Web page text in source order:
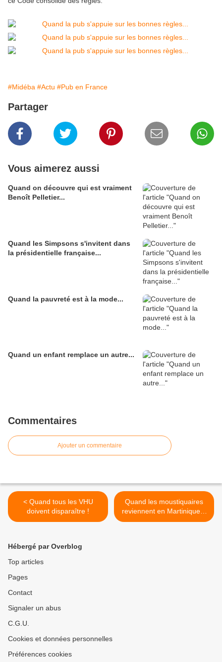
#Midéba #Actu #Pub en France
Partager
Vous aimerez aussi
Quand on découvre qui est vraiment
Benoît Pelletier...
Quand les Simpsons s'invitent dans
la présidentielle française...
Quand la pauvreté est à la mode...
Quand un enfant remplace un autre...
Commentaires
Ajouter un commentaire
< Quand tous les VHU
doivent disparaître !
Quand les moustiquaires
reviennent en Martinique...
>
Hébergé par Overblog
Top articles
Pages
Contact
Signaler un abus
C.G.U.
Cookies et données personnelles
Préférences cookies